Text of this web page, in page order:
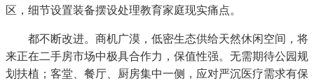
区，细节设置装备摆设处理教育家庭现实痛点。
都不断改进。商机广漠，低密生态供给天然休闲空间，将
来正在二手房市场中极具合作力，保值性强。无需期待公园规
划扶植；客堂、餐厅、厨房集中一侧，应对严沉医疗需求有保